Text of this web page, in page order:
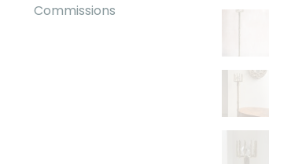
Commissions